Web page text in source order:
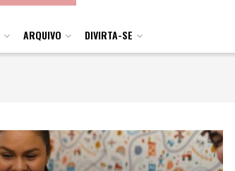
ARQUIVO DIVIRTA-SE